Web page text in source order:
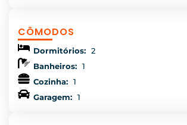
CÔMODOS
Dormitórios: 2
Banheiros: 1
Cozinha: 1
Garagem: 1